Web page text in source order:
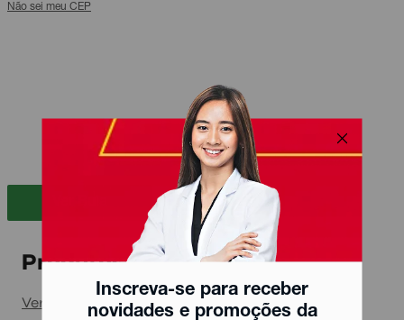
Inscreva-se para receber
novidades e promoções da
Não sei meu CEP
Produtos relacionados
Ver todos